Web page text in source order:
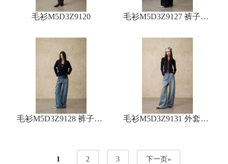
毛衫M5D3Z9120
毛衫M5D3Z9127 裤子M5
毛衫M5D3Z9128 裤子M5
毛衫M5D3Z9131 外套M5
1 2 3 下一页»